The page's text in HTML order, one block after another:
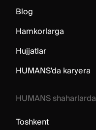
Blog
Hamkorlarga
Hujjatlar
HUMANS'da karyera
HUMANS shaharlarda
Toshkent